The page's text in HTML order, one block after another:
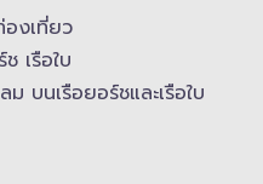
องเที่ยว
เรือใบ
บนเรือยอร์ช​และเรือใบ